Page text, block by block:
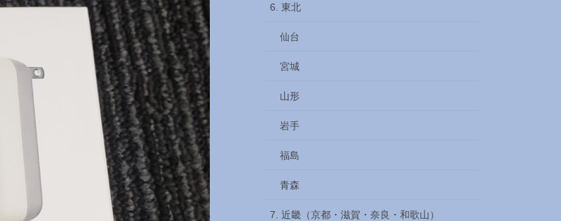
6. 東北
仙台
宮城
山形
岩手
福島
青森
7. 近畿（京都・滋賀・奈良・和歌山）